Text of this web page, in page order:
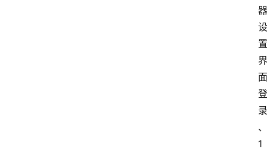
器
设
置
界
面
登
录
、
1